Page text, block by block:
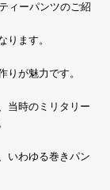
ィーパンツのご紹
ります。
りが魅力です。
当時のミリタリー
いわゆる巻きパン